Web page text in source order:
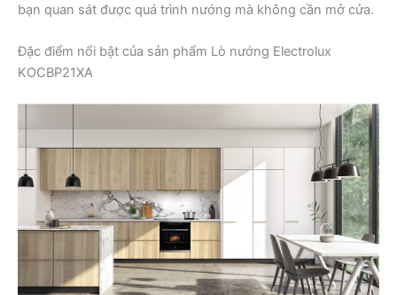
bạn quan sát được quá trình nướng mà không cần mở cửa.
Đặc điểm nổi bật của sản phẩm Lò nướng Electrolux
KOCBP21XA